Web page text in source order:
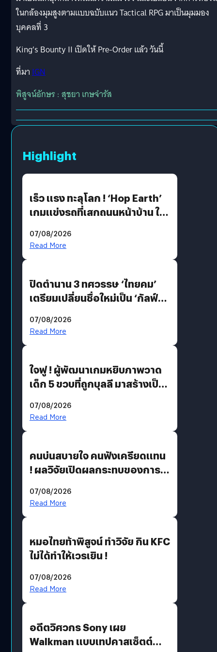
ในกล้องมุมสูงตามแบบฉบับแนว Tactical RPG มาเป็นมุมมอง
บุคคลที่ 3
King’s Bounty II เปิดให้ Pre-Order แล้ว วันนี้
ที่มาIGN
พิสูจน์อักษร : สุชยา เกษจำรัส
Highlight
เร็ว แรง ทะลุโลก ! ‘Hop Earth’
เกมแข่งรถที่เสกถนนหน้าบ้าน ให้
07/08/2026
Read More
ปิดตำนาน 3 ทศวรรษ ‘ไทยคม’
เตรียมเปลี่ยนชื่อใหม่เป็น ‘กัลฟ์
อวกาศเต็มสูบ
07/08/2026
Read More
ใจฟู ! ผู้พัฒนาเกมหยิบภาพวาด
เด็ก 5 ขวบที่ถูกบุลลี มาสร้างเป็น
07/08/2026
Read More
คนบ่นสบายใจ คนฟังเครียดแทน
! ผลวิจัยเปิดผลกระทบของการ
07/08/2026
Read More
หมอไทยท้าพิสูจน์ ทำวิจัย กิน KFC
ไม่ได้ทำให้เวรเยิน !
07/08/2026
Read More
อดีตวิศวกร Sony เผย
Walkman แบบเทปคาสเซ็ตต์